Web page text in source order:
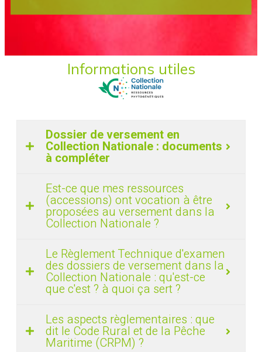
Informations utiles
Dossier de versement en
Collection Nationale : documents
à compléter
Est-ce que mes ressources
(accessions) ont vocation à être
proposées au versement dans la
Collection Nationale ?
Le Règlement Technique d'examen
des dossiers de versement dans la
Collection Nationale : qu'est-ce
que c'est ? à quoi ça sert ?
Les aspects règlementaires : que
dit le Code Rural et de la Pêche
Maritime (CRPM) ?